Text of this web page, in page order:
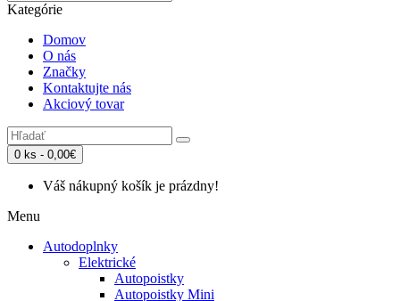
Kategórie
Domov
O nás
Značky
Kontaktujte nás
Akciový tovar
0 ks - 0,00€
Váš nákupný košík je prázdny!
Menu
Autodoplnky
Elektrické
Autopoistky
Autopoistky Mini